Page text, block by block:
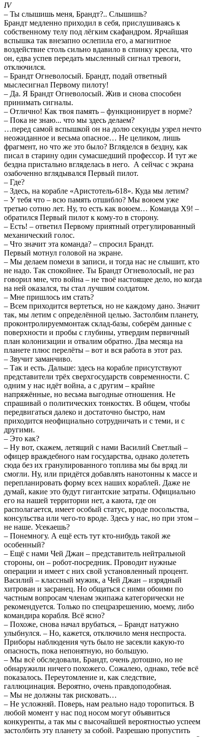
IV
– Ты слышишь меня, Брандт?.. Слышишь?
Брандт медленно приходил в себя, прислушиваясь к
собственному телу под лёгким скафандром. Ярчайшая
вспышка так внезапно ослепила его, а магнитное
воздействие столь сильно вдавило в спинку кресла, что
он, едва успев передать мысленный сигнал тревоги,
отключился.
– Брандт Огневолосый. Брандт, подай ответный
мыслесигнал Первому пилоту!
– Да. Я Брандт Огневолосый. Жив и снова способен
принимать сигналы.
– Отлично! Как твоя память – функционирует в норме?
– Пока не знаю... что мы здесь делаем?
…перед самой вспышкой он на долю секунды узрел нечто
неожиданное и весьма опасное… Не целиком, лишь
фрагмент, но что же это было? Вгляделся в бездну, как
писал в старину один сумасшедший профессор. И тут же
бездна пристально вгляделась в него. А сейчас с экрана
озабоченно вглядывался Первый пилот.
– Где?
– Здесь, на корабле «Аристотель-618». Куда мы летим?
– У тебя что – всю память отшибло? Мы воюем уже
третью сотню лет. Ну, то есть как воюем… Команда Х9! –
обратился Первый пилот к кому-то в сторону.
– Есть! – ответил Первому приятный отрегулированный
механический голос.
– Что значит эта команда? – спросил Брандт.
Первый мотнул головой на экране.
– Мы делаем помехи в записи, и тогда нас не слышит, кто
не надо. Так спокойнее. Ты Брандт Огневолосый, не раз
говорил мне, что война – не твоё настоящее дело, но когда
на ней оказался, ты стал лучшим солдатом.
– Мне пришлось им стать?
– Всем приходится вертеться, но не каждому дано. Значит
так, мы летим с определённой целью. Застолбим планету,
проконтролируеммонтаж склад-базы, соберём данные с
поверхности и пробы с глубины, утвердим первичный
план колонизации и отвалим обратно. Два месяца на
планете плюс перелёты – вот и вся работа в этот раз.
– Звучит заманчиво.
– Так и есть. Дальше: здесь на корабле присутствуют
представители трёх сверхгосударств современности. С
одним у нас идёт война, а с другим – крайне
напряжённые, но весьма выгодные отношения. Не
спрашивай о политических тонкостях. В общем, чтобы
передвигаться далеко и достаточно быстро, нам
приходится неофициально сотрудничать и с теми, и с
другими.
– Это как?
– Ну вот, скажем, летящий с нами Василий Светлый –
офицер враждебного нам государства, однако долететь
сюда без их гранулированного топлива мы бы вряд ли
смогли. Ну, или придётся добавлять нанотонны к массе и
перепланировать форму всех наших кораблей. Даже не
думай, какие это будут гигантские затраты. Официально
его на нашей территории нет, а каюта, где он
располагается, имеет особый статус, вроде посольства,
консульства или чего-то вроде. Здесь у нас, но при этом –
не наше. Усекаешь?
– Понемногу. А ещё есть тут кто-нибудь такой же
особенный?
– Ещё с нами Чей Джан – представитель нейтральной
стороны, он – робот-посредник. Проводит нужные
операции и имеет с них свой установленный процент.
Василий – классный мужик, а Чей Джан – изрядный
хитрован и засранец. Но общаться с ними обоими по
частным вопросам членам экипажа категорически не
рекомендуется. Только по спецразрешению, моему, либо
командира корабля. Всё ясно?
– Похоже, снова начал врубаться, – Брандт натужно
улыбнулся. – Но, кажется, отключило меня неспроста.
Приборы наблюдения чуть было не засекли какую-то
опасность, пока непонятную, но большую.
– Мы всё обследовали, Брандт, очень дотошно, но не
обнаружили ничего похожего. Сожалею, однако, тебе всё
показалось. Переутомление и, как следствие,
галлюцинация. Вероятно, очень правдоподобная.
– Мы не должны так рисковать…
– Не усложняй. Поверь, нам реально надо торопиться. В
любой момент у нас под носом могут объявиться
конкуренты, а так мы с высочайшей вероятностью успеем
застолбить эту планету за собой. Разрешаю пропустить